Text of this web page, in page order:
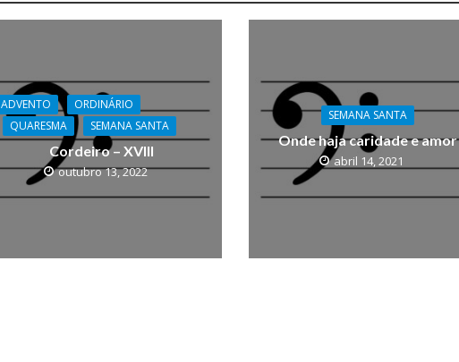
ADVENTO
ORDINÁRIO
QUARESMA
SEMANA SANTA
Cordeiro – XVIII
outubro 13, 2022
SEMANA SANTA
Onde haja caridade e amor
abril 14, 2021